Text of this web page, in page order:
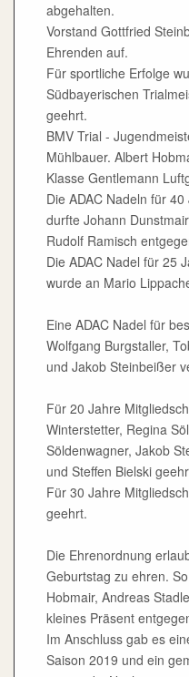
abgehalten.
Vorstand Gottfried
Ehrenden auf.
Für sportliche Erfolge
Südbayerischen
geehrt.
BMV Trial -
Mühlbauer. Albert
Klasse Gentlemann
Die ADAC Nadeln für
durfte Johann
Rudolf Ramisch
Die ADAC Nadel für 25
wurde an Mario
Eine ADAC Nadel für
Wolfgang Burgstaller,
und Jakob Steinbeißer
Für 20 Jahre
Winterstetter, Regina
Söldenwagner, Jakob
und Steffen Bielski
Für 30 Jahre
geehrt.
Die Ehrenordnung
Geburtstag zu ehren.
Hobmair, Andreas
kleines Präsent
Im Anschluss gab es
Saison 2019 und ein